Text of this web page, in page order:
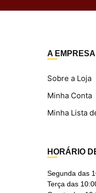
A EMPRESA
Sobre a Loja
Minha Conta
Minha Lista
HORÁRIO
Segunda das
Terça das